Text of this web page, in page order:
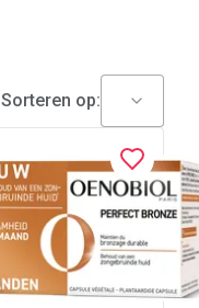
Sorteren op: